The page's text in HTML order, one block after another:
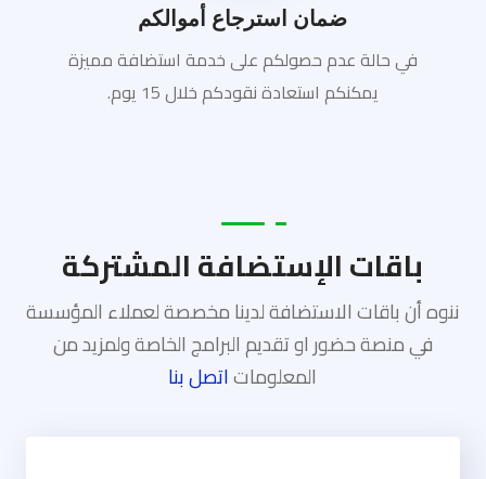
ضمان استرجاع أموالكم
في حالة عدم حصولكم على خدمة استضافة مميزة
يمكنكم استعادة نقودكم خلال 15 يوم.
باقات الإستضافة المشتركة
ننوه أن باقات الاستضافة لدينا مخصصة لعملاء المؤسسة
في منصة حضور او تقديم البرامج الخاصة ولمزيد من
المعلوماتاتصل بنا